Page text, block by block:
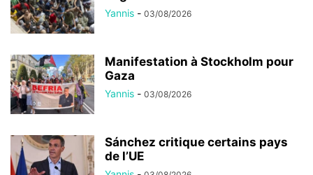
Yannis - 03/08/2026
Manifestation à Stockholm pour
Gaza
Yannis - 03/08/2026
Sánchez critique certains pays
de l’UE